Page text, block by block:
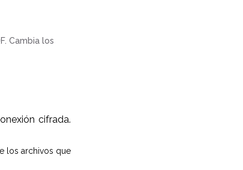
Cambia los
cifrada.
los archivos que